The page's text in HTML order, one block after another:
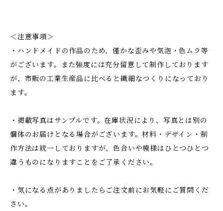
＜注意事項＞
・ハンドメイドの作品のため、僅かな歪みや気泡・色ムラ等
がございます。また強度には充分留意して制作しております
が、市販の工業生産品に比べると繊細なつくりになっており
ます。
・掲載写真はサンプルです。在庫状況により、写真とは別の
個体のお届けとなる場合がございます。材料・デザイン・制
作方法は統一しておりますが、色合いや模様はひとつひとつ
違うものになりますことをご了承ください。
・気になる点がありましたらご注文前にお気軽にご質問くだ
さい。